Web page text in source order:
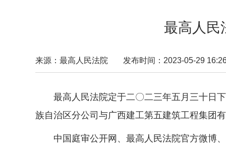
最高人民
来源：最高人民法院 发布时间：2023-05-29
最高人民法院定于二〇二三年五月三十日
族自治区分公司与广西建工第五建筑工程集团
中国庭审公开网、最高人民法院官方微博、